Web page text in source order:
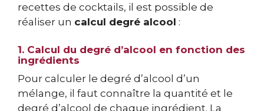
recettes de cocktails, il est possible de
réaliser un calcul degré alcool :
1. Calcul du degré d’alcool en fonction des
ingrédients
Pour calculer le degré d’alcool d’un
mélange, il faut connaître la quantité et le
degré d’alcool de chaque ingrédient. La